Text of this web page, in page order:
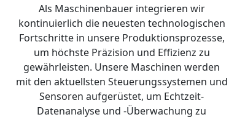
Als Maschinenbauer integrieren wir
kontinuierlich die neuesten technologischen
Fortschritte in unsere Produktionsprozesse,
um höchste Präzision und Effizienz zu
gewährleisten. Unsere Maschinen werden
mit den aktuellsten Steuerungssystemen und
Sensoren aufgerüstet, um Echtzeit-
Datenanalyse und -Überwachung zu